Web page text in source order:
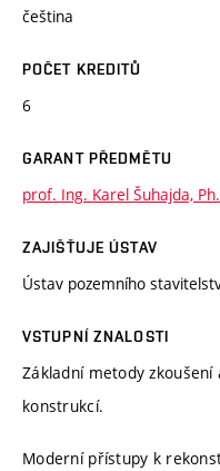
čeština
POČET KREDITŮ
6
GARANT PŘEDMĚTU
prof. Ing. Karel Šuhajda,
ZAJIŠŤUJE ÚSTAV
Ústav pozemního
VSTUPNÍ ZNALOSTI
Základní metody
konstrukcí.
Moderní přístupy k